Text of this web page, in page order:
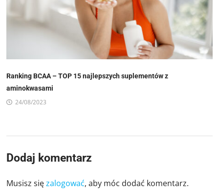
Ranking BCAA – TOP 15 najlepszych suplementów z
aminokwasami
24/08/2023
Dodaj komentarz
Musisz sięzalogować, aby móc dodać komentarz.